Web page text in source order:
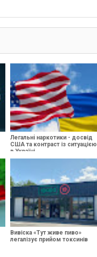
Легальнi наркотики - досвід
США та контраст із ситуацією
в Україні
Вивіска «Тут живе пиво»
легалізує прийом токсинів